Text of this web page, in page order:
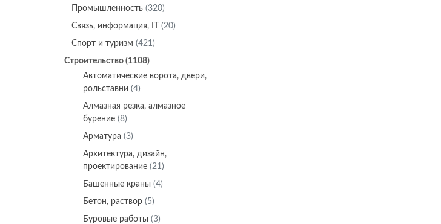
Промышленность (320)
Связь, информация, IT (20)
Спорт и туризм (421)
Строительство (1108)
Автоматические ворота, двери,
рольставни (4)
Алмазная резка, алмазное
бурение (8)
Арматура (3)
Архитектура, дизайн,
проектирование (21)
Башенные краны (4)
Бетон, раствор (5)
Буровые работы (3)